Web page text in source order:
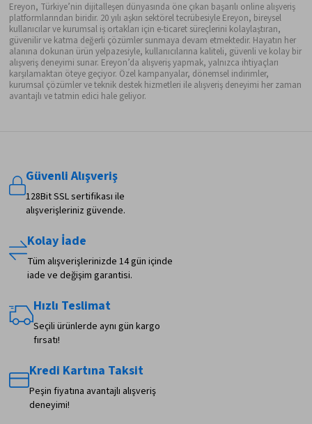
Ereyon, Türkiye’nin dijitalleşen dünyasında öne çıkan başarılı online alışveriş
platformlarından biridir. 20 yılı aşkın sektörel tecrübesiyle Ereyon, bireysel
kullanıcılar ve kurumsal iş ortakları için e-ticaret süreçlerini kolaylaştıran,
güvenilir ve katma değerli çözümler sunmaya devam etmektedir. Hayatın her
alanına dokunan ürün yelpazesiyle, kullanıcılarına kaliteli, güvenli ve kolay bir
alışveriş deneyimi sunar. Ereyon’da alışveriş yapmak, yalnızca ihtiyaçları
karşılamaktan öteye geçiyor. Özel kampanyalar, dönemsel indirimler,
kurumsal çözümler ve teknik destek hizmetleri ile alışveriş deneyimi her zaman
avantajlı ve tatmin edici hale geliyor.
Güvenli Alışveriş
128Bit SSL sertifikası ile
alışverişleriniz güvende.
Kolay İade
Tüm alışverişlerinizde 14 gün içinde
iade ve değişim garantisi.
Hızlı Teslimat
Seçili ürünlerde aynı gün kargo
fırsatı!
Kredi Kartına Taksit
Peşin fiyatına avantajlı alışveriş
deneyimi!